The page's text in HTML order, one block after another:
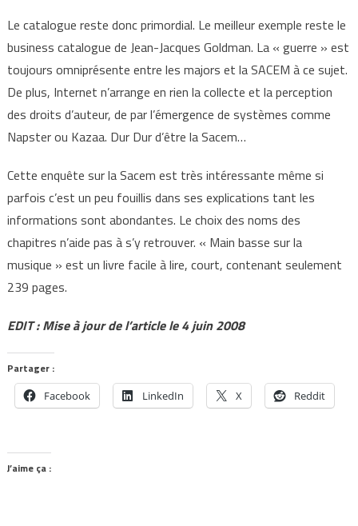
Le catalogue reste donc primordial. Le meilleur exemple reste le
business catalogue de Jean-Jacques Goldman. La « guerre » est
toujours omniprésente entre les majors et la SACEM à ce sujet.
De plus, Internet n’arrange en rien la collecte et la perception
des droits d’auteur, de par l’émergence de systèmes comme
Napster ou Kazaa. Dur Dur d’être la Sacem…
Cette enquête sur la Sacem est très intéressante même si
parfois c’est un peu fouillis dans ses explications tant les
informations sont abondantes. Le choix des noms des
chapitres n’aide pas à s’y retrouver. « Main basse sur la
musique » est un livre facile à lire, court, contenant seulement
239 pages.
EDIT : Mise à jour de l’article le 4 juin 2008
Partager :
Facebook LinkedIn X Reddit
J’aime ça :